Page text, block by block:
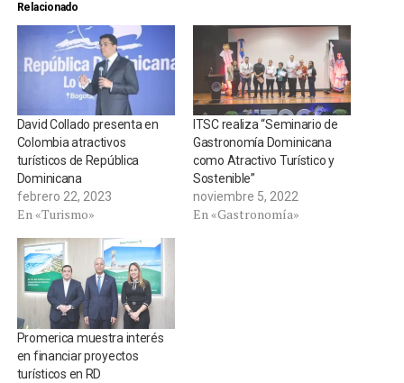
Relacionado
David Collado presenta en
Colombia atractivos
turísticos de República
Dominicana
febrero 22, 2023
En «Turismo»
ITSC realiza “Seminario de
Gastronomía Dominicana
como Atractivo Turístico y
Sostenible”
noviembre 5, 2022
En «Gastronomía»
Promerica muestra interés
en financiar proyectos
turísticos en RD